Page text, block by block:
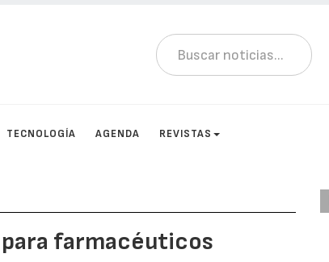
TECNOLOGÍA AGENDA REVISTAS
farmacéuticos